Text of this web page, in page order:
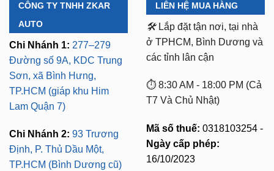
CÔNG TY TNHH ZKAR
AUTO
Chi Nhánh 1: 277–279
Đường số 9A, KDC Trung
Sơn, xã Bình Hưng,
TP.HCM (giáp khu Him
Lam Quận 7)
Chi Nhánh 2: 93 Trương
Định, P. Thủ Dầu Một,
TP.HCM (Bình Dương cũ)
LIÊN HỆ MUA HÀNG
🛠️ Lắp đặt tận nơi, tại nhà
ở TPHCM, Bình Dương và
các tỉnh lân cận
⏱️ 8:30 AM - 18:00 PM (Cả
T7 Và Chủ Nhật)
Mã số thuế: 0318103254 -
Ngày cấp phép:
16/10/2023